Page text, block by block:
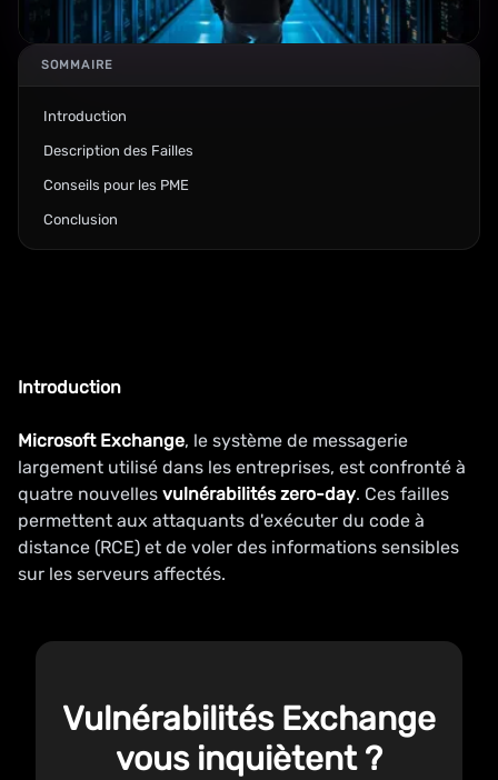
SOMMAIRE
Introduction
Description des Failles
Conseils pour les PME
Conclusion
Introduction
Microsoft Exchange, le système de messagerie
largement utilisé dans les entreprises, est confronté à
quatre nouvelles vulnérabilités zero-day. Ces failles
permettent aux attaquants d'exécuter du code à
distance (RCE) et de voler des informations sensibles
sur les serveurs affectés.
Vulnérabilités Exchange
vous inquiètent ?